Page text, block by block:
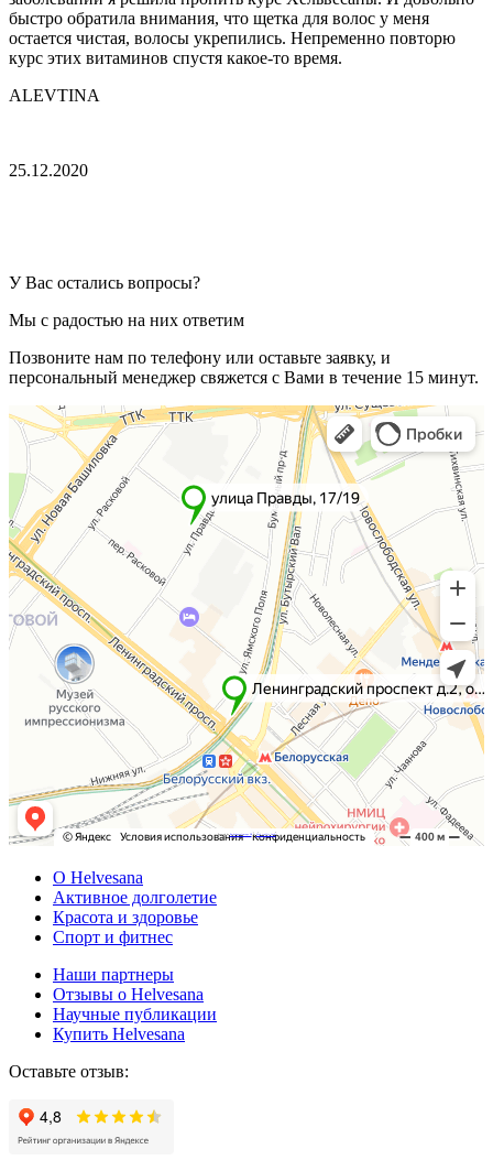
быстро обратила внимания, что щетка для волос у меня
остается чистая, волосы укрепились. Непременно повторю
курс этих витаминов спустя какое-то время.
ALEVTINA
25.12.2020
У Вас остались вопросы?
Мы с радостью на них ответим
Позвоните нам по телефону или оставьте заявку, и
персональный менеджер свяжется с Вами в течение 15 минут.
О Helvesana
Активное долголетие
Красота и здоровье
Спорт и фитнес
Наши партнеры
Отзывы о Helvesana
Научные публикации
Купить Helvesana
Оставьте отзыв: